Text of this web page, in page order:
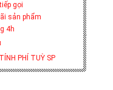
gọi
sản phẩm
4h
PHÍ TUỲ SP